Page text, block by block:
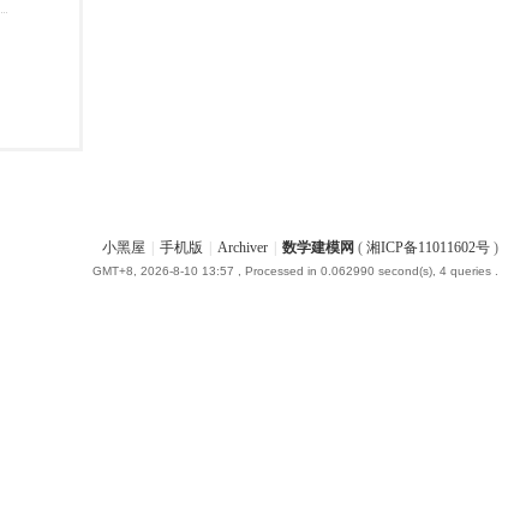
小黑屋 手机版 Archiver 数学建模网 ( 湘ICP备11011602号)
GMT+8, 2026-8-10 13:57 , Processed in 0.062990 second(s), 4 queries .